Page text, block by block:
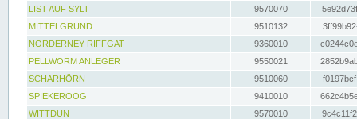
LIST AUF SYLT
9570070
MITTELGRUND
9510132
NORDERNEY RIFFGAT
9360010
PELLWORM ANLEGER
9550021
SCHARHÖRN
9510060
SPIEKEROOG
9410010
WITTDÜN
9570010